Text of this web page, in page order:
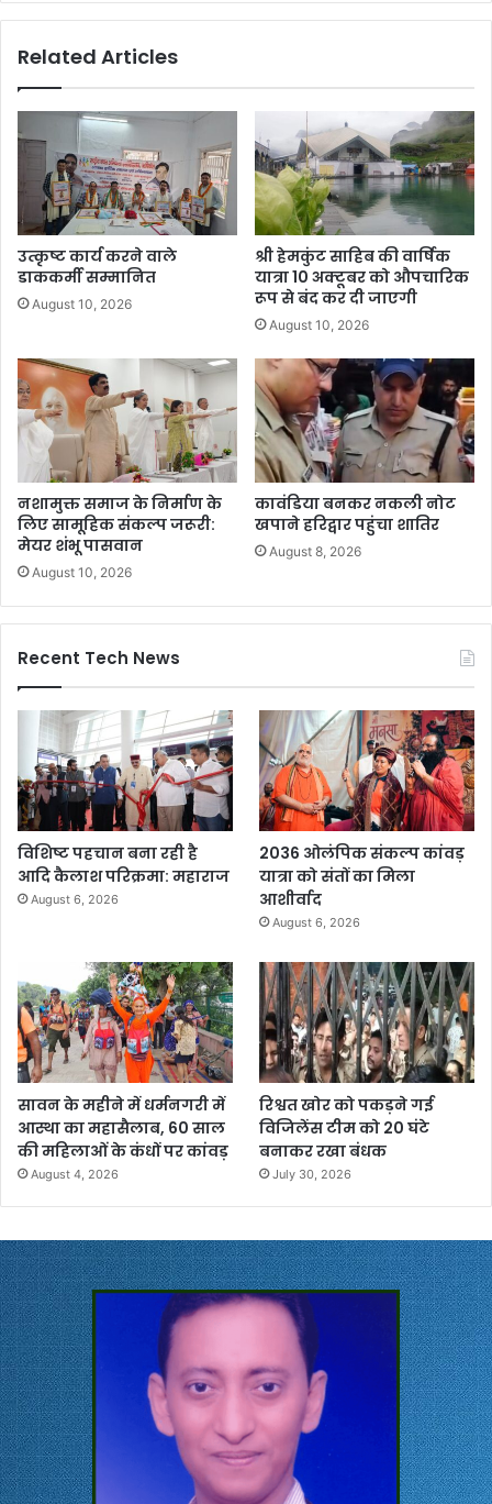
Related Articles
उत्कृष्ट कार्य करने वाले
डाककर्मी सम्मानित
August 10, 2026
श्री हेमकुंट साहिब की वार्षिक
यात्रा 10 अक्टूबर को औपचारिक
रूप से बंद कर दी जाएगी
August 10, 2026
नशामुक्त समाज के निर्माण के
लिए सामूहिक संकल्प जरूरी:
मेयर शंभू पासवान
August 10, 2026
कावंडिया बनकर नकली नोट
खपाने हरिद्वार पहुंचा शातिर
August 8, 2026
Recent Tech News
विशिष्ट पहचान बना रही है
आदि कैलाश परिक्रमा: महाराज
August 6, 2026
2036 ओलंपिक संकल्प कांवड़
यात्रा को संतों का मिला
आशीर्वाद
August 6, 2026
सावन के महीने में धर्मनगरी में
आस्था का महासैलाब, 60 साल
की महिलाओं के कंधों पर कांवड़
August 4, 2026
रिश्वत खोर को पकड़ने गई
विजिलेंस टीम को 20 घंटे
बनाकर रखा बंधक
July 30, 2026